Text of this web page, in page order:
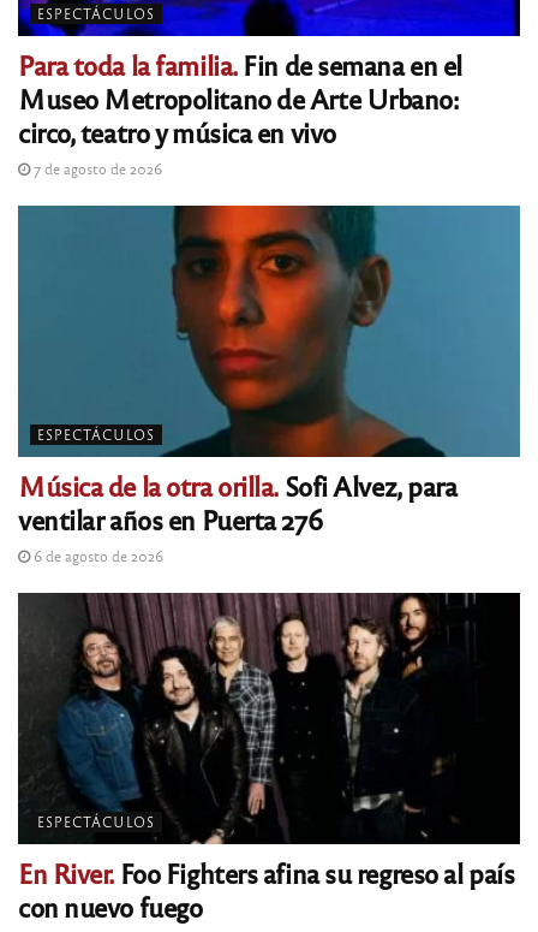
ESPECTÁCULOS
Para toda la familia.Fin de semana en el
Museo Metropolitano de Arte Urbano:
circo, teatro y música en vivo
7 de agosto de 2026
ESPECTÁCULOS
Música de la otra orilla. Sofi Alvez, para
ventilar años en Puerta 276
6 de agosto de 2026
ESPECTÁCULOS
En River. Foo Fighters afina su regreso al país
con nuevo fuego